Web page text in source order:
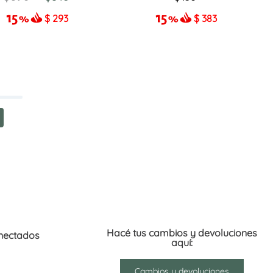
$ 293
$ 383
Hacé tus cambios y devoluciones
aquí: